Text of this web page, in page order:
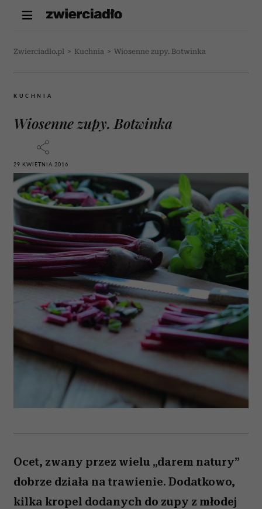
Zwierciadlo.pl > Kuchnia > Wiosenne zupy. Botwinka
KUCHNIA
Wiosenne zupy. Botwinka
29 KWIETNIA 2016
Ocet, zwany przez wielu „darem natury”
dobrze działa na trawienie. Dodatkowo,
kilka kropel dodanych do zupy z młodej